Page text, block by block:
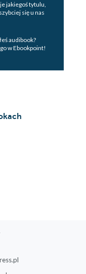
jakiegoś tytulu,
się u nas
audibook?
w Ebookpoint!